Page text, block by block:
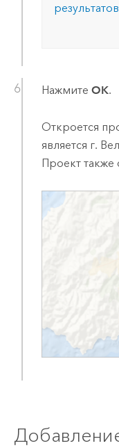
Нажмите OK.
Откроется
является г.
Проект также